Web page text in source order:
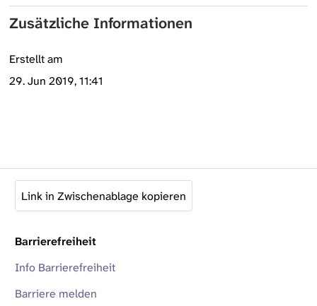
Zusätzliche Informationen
Erstellt am
29. Jun 2019, 11:41
Link in Zwischenablage kopieren
Barrierefreiheit
Info Barrierefreiheit
Barriere melden